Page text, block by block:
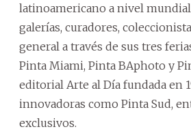
latinoamericano a nivel
galerías, curadores,
general a través de sus tres
Pinta Miami, Pinta BAphoto y
editorial Arte al Día fundada en
innovadoras como Pinta Sud,
exclusivos.